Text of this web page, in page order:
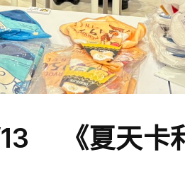
《夏天卡